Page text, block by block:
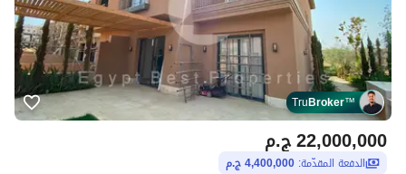
TruBroker™
ج.م22,000,000
الدفعة المقدّمة: 4,400,000 ج.م